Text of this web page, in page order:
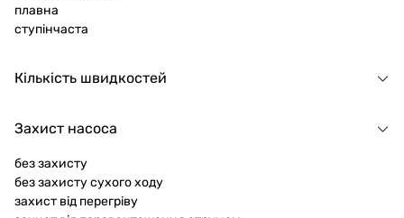
плавна
ступінчаста
Кількість швидкостей
Захист насоса
без захисту
без захисту сухого ходу
захист від перегріву